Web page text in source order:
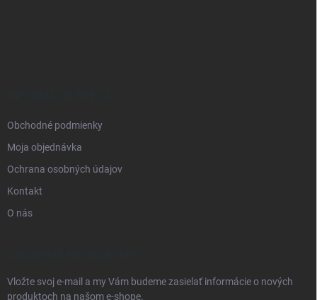
Obchodné podmienky
Moja objednávka
Ochrana osobných údajov
Kontakt
O nás
Vložte svoj e-mail a my Vám budeme zasielať informácie o nových
produktoch na našom e-shope.